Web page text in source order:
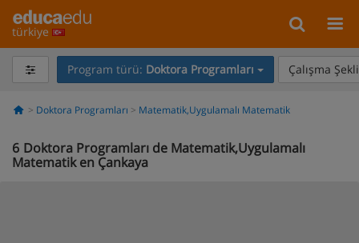
türkiye
Program türü: Doktora Programları Çalışma
Doktora Programları Matematik,Uygulamalı Matematik
6 Doktora Programları de Matematik,Uygulamalı
Matematik en Çankaya